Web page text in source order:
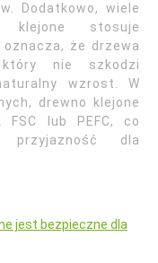
Dodatkowo, wiele
klejone stosuje
że drzewa
nie szkodzi
wzrost. W
drewno klejone
lub PEFC, co
przyjazność dla
jest bezpieczne dla